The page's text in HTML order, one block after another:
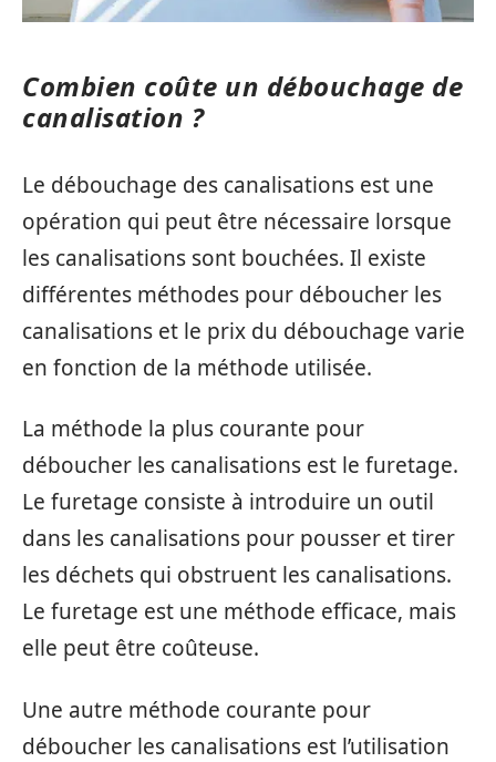
Combien coûte un débouchage de
canalisation ?
Le débouchage des canalisations est une
opération qui peut être nécessaire lorsque
les canalisations sont bouchées. Il existe
différentes méthodes pour déboucher les
canalisations et le prix du débouchage varie
en fonction de la méthode utilisée.
La méthode la plus courante pour
déboucher les canalisations est le furetage.
Le furetage consiste à introduire un outil
dans les canalisations pour pousser et tirer
les déchets qui obstruent les canalisations.
Le furetage est une méthode efficace, mais
elle peut être coûteuse.
Une autre méthode courante pour
déboucher les canalisations est l’utilisation